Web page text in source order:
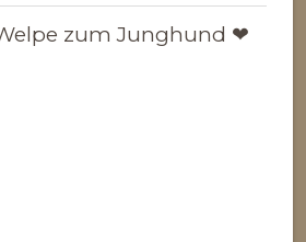
zum Junghund ❤